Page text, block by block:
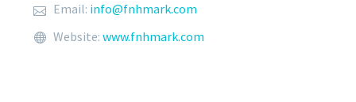
Email: info@fnhmark.com
Website: www.fnhmark.com